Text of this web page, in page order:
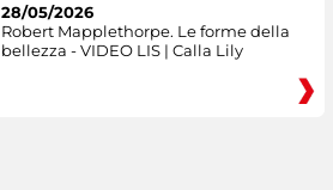
28/05/2026
Robert Mapplethorpe. Le forme della
bellezza - VIDEO LIS | Calla Lily